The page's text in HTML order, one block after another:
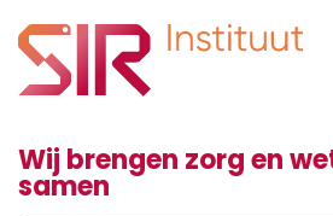
Wij brengen zorg en
samen